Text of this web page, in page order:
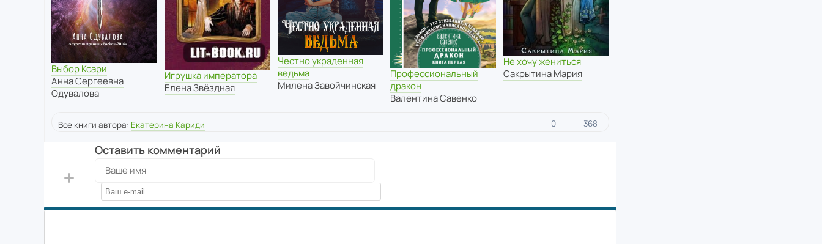
Выбор Ксари
Анна Сергеевна
Одувалова
Игрушка императора
Елена Звёздная
Честно украденная
ведьма
Милена Завойчинская
Профессиональный
дракон
Валентина Савенко
Не хочу жениться
Сакрытина Мария
Все книги автора: Екатерина Кариди 0 368
Оставить комментарий